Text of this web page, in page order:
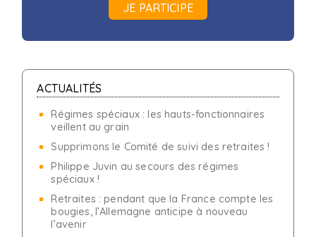
JE PARTICIPE
ACTUALITÉS
Régimes spéciaux : les hauts-fonctionnaires
veillent au grain
Supprimons le Comité de suivi des retraites !
Philippe Juvin au secours des régimes
spéciaux !
Retraites : pendant que la France compte les
bougies, l’Allemagne anticipe à nouveau
l’avenir